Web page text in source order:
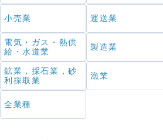
小売業 運送業
電気・ガス・熱供
給・水道業
製造業
鉱業，採石業，砂
利採取業
漁業
全業種